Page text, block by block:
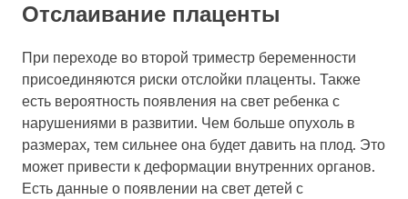
Отслаивание плаценты
При переходе во второй триместр беременности
присоединяются риски отслойки плаценты. Также
есть вероятность появления на свет ребенка с
нарушениями в развитии. Чем больше опухоль в
размерах, тем сильнее она будет давить на плод. Это
может привести к деформации внутренних органов.
Есть данные о появлении на свет детей с